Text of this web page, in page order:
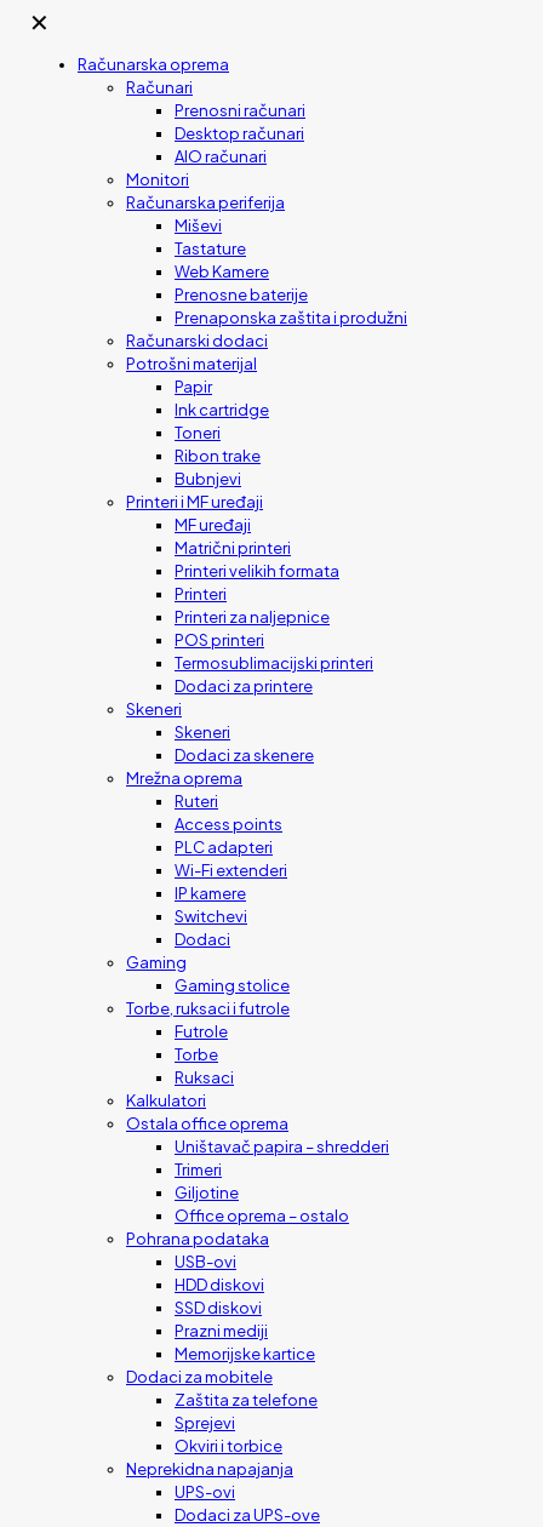
✕
Računarska oprema
Računari
Prenosni računari
Desktop računari
AIO računari
Monitori
Računarska periferija
Miševi
Tastature
Web Kamere
Prenosne baterije
Prenaponska zaštita i produžni
Računarski dodaci
Potrošni materijal
Papir
Ink cartridge
Toneri
Ribon trake
Bubnjevi
Printeri i MF uređaji
MF uređaji
Matrični printeri
Printeri velikih formata
Printeri
Printeri za naljepnice
POS printeri
Termosublimacijski printeri
Dodaci za printere
Skeneri
Skeneri
Dodaci za skenere
Mrežna oprema
Ruteri
Access points
PLC adapteri
Wi-Fi extenderi
IP kamere
Switchevi
Dodaci
Gaming
Gaming stolice
Torbe, ruksaci i futrole
Futrole
Torbe
Ruksaci
Kalkulatori
Ostala office oprema
Uništavač papira – shredderi
Trimeri
Giljotine
Office oprema – ostalo
Pohrana podataka
USB-ovi
HDD diskovi
SSD diskovi
Prazni mediji
Memorijske kartice
Dodaci za mobitele
Zaštita za telefone
Sprejevi
Okviri i torbice
Neprekidna napajanja
UPS-ovi
Dodaci za UPS-ove